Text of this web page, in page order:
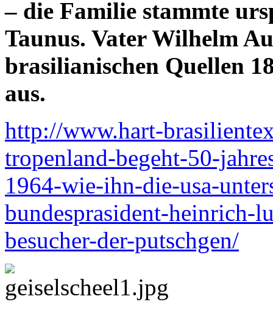
– die Familie stammte
Taunus. Vater Wilhelm
brasilianischen Quellen
aus.
http://www.hart-
tropenland-begeht-50-
1964-wie-ihn-die-usa-
bundesprasident-heinrich-
besucher-der-putschgen/